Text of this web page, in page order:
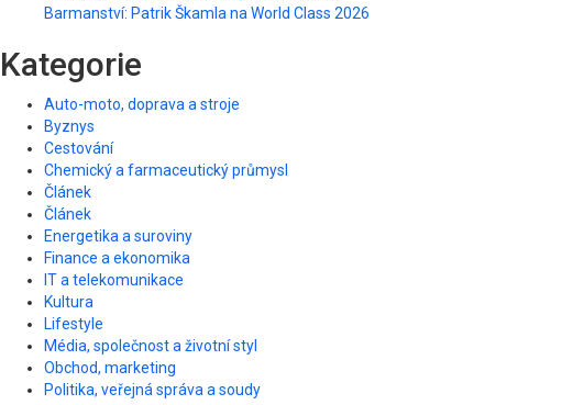
Barmanství: Patrik Škamla na World Class 2026
Kategorie
Auto-moto, doprava a stroje
Byznys
Cestování
Chemický a farmaceutický průmysl
Článek
Článek
Energetika a suroviny
Finance a ekonomika
IT a telekomunikace
Kultura
Lifestyle
Média, společnost a životní styl
Obchod, marketing
Politika, veřejná správa a soudy